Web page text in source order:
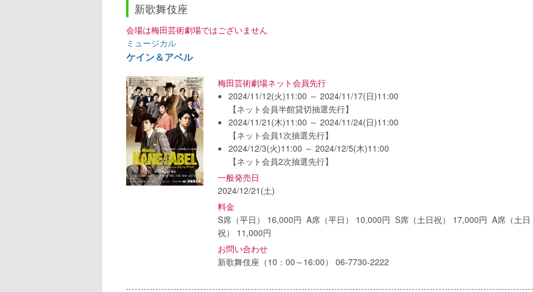
新歌舞伎座
会場は梅田芸術劇場ではございません
ミュージカル
ケイン＆アベル
梅田芸術劇場ネット会員先行
2024/11/12(火)11:00 ～ 2024/11/17(日)11:00
【ネット会員半館貸切抽選先行】
2024/11/21(木)11:00 ～ 2024/11/24(日)11:00
【ネット会員1次抽選先行】
2024/12/3(火)11:00 ～ 2024/12/5(木)11:00
【ネット会員2次抽選先行】
一般発売日
2024/12/21(土)
料金
S席（平日） 16,000円 A席（平日） 10,000円 S席（土日祝） 17,000円 A席（土日
祝） 11,000円
お問い合わせ
新歌舞伎座（10：00～16:00） 06-7730-2222